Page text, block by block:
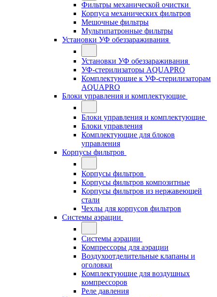
Фильтры механической очистки
Корпуса механических фильтров
Мешочные фильтры
Мультипатронные фильтры
Установки УФ обеззараживания
Установки УФ обеззараживания
УФ-стерилизаторы AQUAPRO
Комплектующие к УФ-стерилизаторам
AQUAPRO
Блоки управления и комплектующие
Блоки управления и комплектующие
Блоки управления
Комплектующие для блоков
управления
Корпусы фильтров
Корпусы фильтров
Корпусы фильтров композитные
Корпусы фильтров из нержавеющей
стали
Чехлы для корпусов фильтров
Системы аэрации
Системы аэрации
Компрессоры для аэрации
Воздухоотделительные клапаны и
оголовки
Комплектующие для воздушных
компрессоров
Реле давления